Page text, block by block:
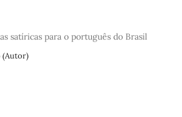
satíricas para o português do Brasil
(Autor)